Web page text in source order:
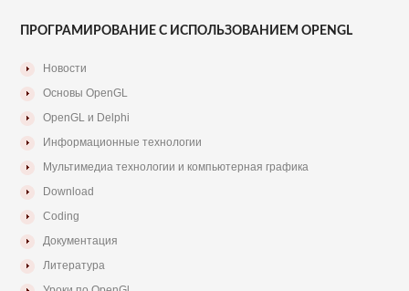
ПРОГРАМИРОВАНИЕ С ИСПОЛЬЗОВАНИЕМ OPENGL
Новости
Основы OpenGL
OpenGL и Delphi
Информационные технологии
Мультимедиа технологии и компьютерная графика
Download
Coding
Документация
Литература